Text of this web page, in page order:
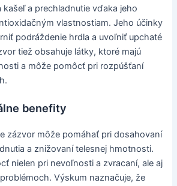
a prechladnutie vďaka jeho
vlastnostiam. Jeho účinky
podráždenie hrdla a uvoľniť upchaté
tiež obsahuje látky, ktoré majú
a môže pomôcť pri rozpúšťaní
benefity
zázvor môže pomáhať pri dosahovaní
a znižovaní telesnej hmotnosti.
nielen pri nevoľnosti a zvracaní, ale aj
Výskum naznačuje, že